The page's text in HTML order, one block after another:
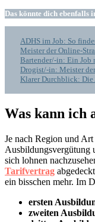
Das könnte dich ebenfalls
ADHS im Job: So
Meister der Online-
Bartender/-in: Ein Job
Drogist/-in: Meister
Klarer Durchblick:
Was kann ich
Je nach Region und
Ausbildungsvergütung
sich lohnen
Tarifvertrag
ein bisschen mehr. Im
ersten
zweiten